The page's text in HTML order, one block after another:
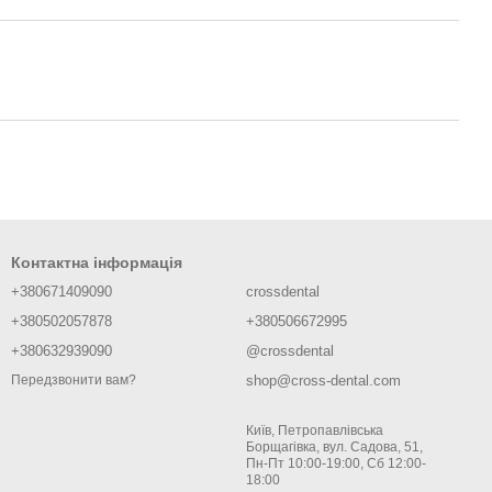
Контактна інформація
+380671409090
+380502057878
+380632939090
Передзвонити вам?
crossdental
+380506672995
@crossdental
shop@cross-dental.com
Київ, Петропавлівська
Борщагівка, вул. Садова, 51,
Пн-Пт 10:00-19:00, Сб 12:00-
18:00